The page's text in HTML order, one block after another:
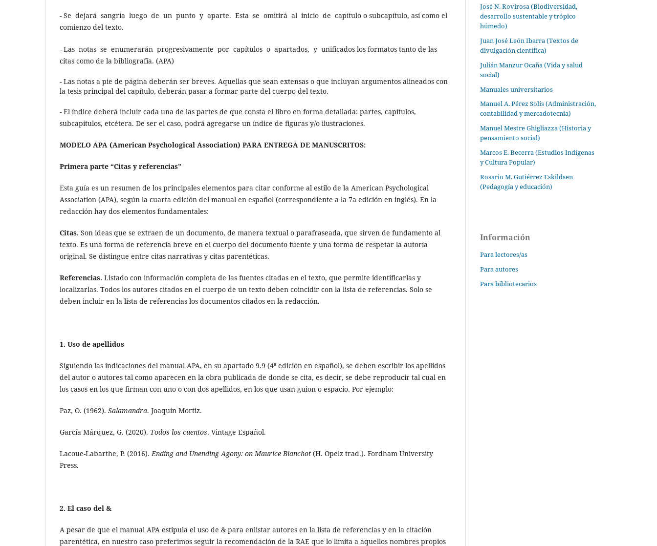
- Se dejará sangría luego de un punto y aparte. Esta se omitirá al inicio de capítulo o subcapítulo, así como el
comienzo del texto.
- Las notas se enumerarán progresivamente por capítulos o apartados, y unificados los formatos tanto de las
citas como de la bibliografía. (APA)
- Las notas a pie de página deberán ser breves. Aquellas que sean extensas o que incluyan argumentos alineados con
la tesis principal del capítulo, deberán pasar a formar parte del cuerpo del texto.
- El índice deberá incluir cada una de las partes de que consta el libro en forma detallada: partes, capítulos,
subcapítulos, etcétera. De ser el caso, podrá agregarse un índice de figuras y/o ilustraciones.
MODELO APA (American Psychological Association) PARA ENTREGA DE MANUSCRITOS:
Primera parte “Citas y referencias”
Esta guía es un resumen de los principales elementos para citar conforme al estilo de la American Psychological
Association (APA), según la cuarta edición del manual en español (correspondiente a la 7a edición en inglés). En la
redacción hay dos elementos fundamentales:
Citas. Son ideas que se extraen de un documento, de manera textual o parafraseada, que sirven de fundamento al
texto. Es una forma de referencia breve en el cuerpo del documento fuente y una forma de respetar la autoría
original. Se distingue entre citas narrativas y citas parentéticas.
Referencias. Listado con información completa de las fuentes citadas en el texto, que permite identificarlas y
localizarlas. Todos los autores citados en el cuerpo de un texto deben coincidir con la lista de referencias. Solo se
deben incluir en la lista de referencias los documentos citados en la redacción.
1. Uso de apellidos
Siguiendo las indicaciones del manual APA, en su apartado 9.9 (4ª edición en español), se deben escribir los apellidos
del autor o autores tal como aparecen en la obra publicada de donde se cita, es decir, se debe reproducir tal cual en
los casos en los que firman con uno o con dos apellidos, en los que usan guion o espacio. Por ejemplo:
Paz, O. (1962). Salamandra. Joaquín Mortiz.
García Márquez, G. (2020). Todos los cuentos. Vintage Español.
Lacoue-Labarthe, P. (2016). Ending and Unending Agony: on Maurice Blanchot (H. Opelz trad.). Fordham University
Press.
2. El caso del &
A pesar de que el manual APA estipula el uso de & para enlistar autores en la lista de referencias y en la citación
parentética, en nuestro caso preferimos seguir la recomendación de la RAE que lo limita a aquellos nombres propios
José N. Rovirosa (Biodiversidad,
desarrollo sustentable y trópico
húmedo)
Juan José León Ibarra (Textos de
divulgación científica)
Julián Manzur Ocaña (Vida y salud
social)
Manuales universitarios
Manuel A. Pérez Solís (Administración,
contabilidad y mercadotecnia)
Manuel Mestre Ghigliazza (Historia y
pensamiento social)
Marcos E. Becerra (Estudios Indígenas
y Cultura Popular)
Rosario M. Gutiérrez Eskildsen
(Pedagogía y educación)
Información
Para lectores/as
Para autores
Para bibliotecarios